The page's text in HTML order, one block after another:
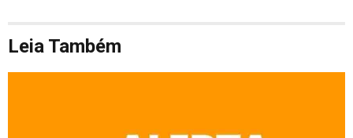
Leia Também